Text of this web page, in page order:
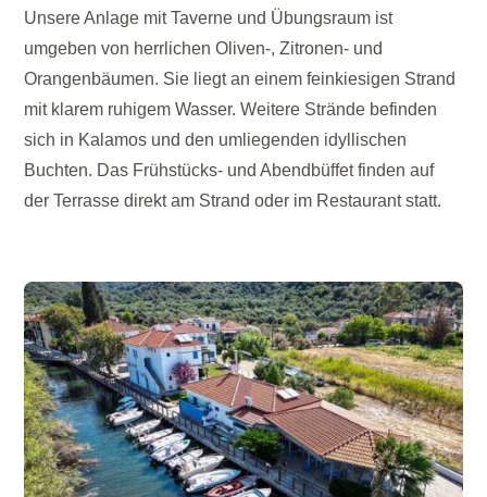
Unsere Anlage mit Taverne und Übungsraum ist
umgeben von herrlichen Oliven-, Zitronen- und
Orangenbäumen. Sie liegt an einem feinkiesigen Strand
mit klarem ruhigem Wasser. Weitere Strände befinden
sich in Kalamos und den umliegenden idyllischen
Buchten. Das Frühstücks- und Abendbüffet finden auf
der Terrasse direkt am Strand oder im Restaurant statt.